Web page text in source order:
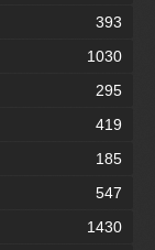
393
1030
295
419
185
547
1430